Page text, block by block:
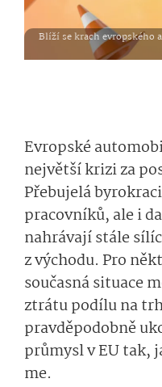
Evropské
největší krizi za
Přebujelá
pracovníků, ale i
nahrávají stále
z východu. Pro
současná situace
ztrátu podílu na
pravděpodobně
průmysl v EU tak,
me.